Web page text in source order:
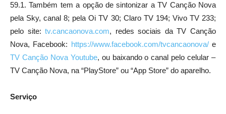
59.1. Também tem a opção de sintonizar a TV Canção Nova
pela Sky, canal 8; pela Oi TV 30; Claro TV 194; Vivo TV 233;
pelo site: tv.cancaonova.com, redes sociais da TV Canção
Nova, Facebook: https://www.facebook.com/tvcancaonova/e
TV Canção Nova Youtube, ou baixando o canal pelo celular –
TV Canção Nova, na “PlayStore” ou “App Store” do aparelho.
Serviço